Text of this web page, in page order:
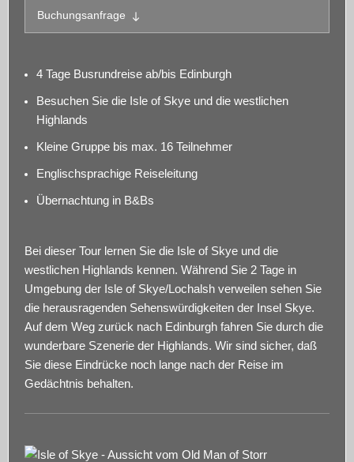
Buchungsanfrage
4 Tage Busrundreise ab/bis Edinburgh
Besuchen Sie die Isle of Skye und die westlichen
Highlands
Kleine Gruppe bis max. 16 Teilnehmer
Englischsprachige Reiseleitung
Übernachtung in B&Bs
Bei dieser Tour lernen Sie die Isle of Skye und die
westlichen Highlands kennen. Während Sie 2 Tage in
Umgebung der Isle of Skye/Lochalsh verweilen sehen Sie
die herausragenden Sehenswürdigkeiten der Insel Skye.
Auf dem Weg zurück nach Edinburgh fahren Sie durch die
wunderbare Szenerie der Highlands. Wir sind sicher, daß
Sie diese Eindrücke noch lange nach der Reise im
Gedächtnis behalten.